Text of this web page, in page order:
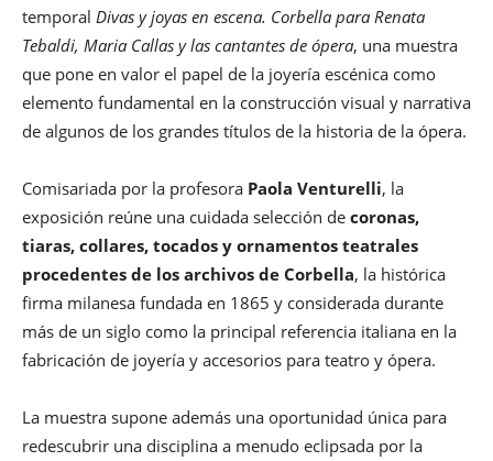
temporal Divas y joyas en escena. Corbella para Renata
Tebaldi, Maria Callas y las cantantes de ópera, una muestra
que pone en valor el papel de la joyería escénica como
elemento fundamental en la construcción visual y narrativa
de algunos de los grandes títulos de la historia de la ópera.
Comisariada por la profesora Paola Venturelli, la
exposición reúne una cuidada selección de coronas,
tiaras, collares, tocados y ornamentos teatrales
procedentes de los archivos de Corbella, la histórica
firma milanesa fundada en 1865 y considerada durante
más de un siglo como la principal referencia italiana en la
fabricación de joyería y accesorios para teatro y ópera.
La muestra supone además una oportunidad única para
redescubrir una disciplina a menudo eclipsada por la